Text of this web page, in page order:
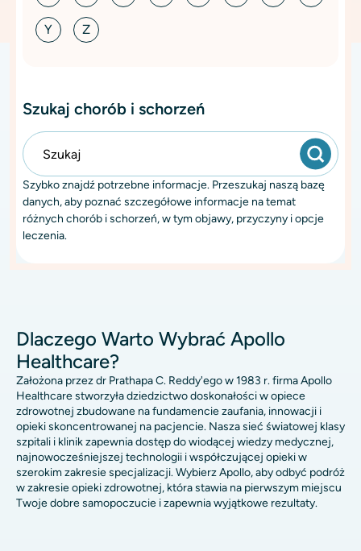
Y Z
Szukaj chorób i schorzeń
Szybko znajdź potrzebne informacje. Przeszukaj naszą bazę
danych, aby poznać szczegółowe informacje na temat
różnych chorób i schorzeń, w tym objawy, przyczyny i opcje
leczenia.
Dlaczego Warto Wybrać Apollo
Healthcare?
Założona przez dr Prathapa C. Reddy'ego w 1983 r. firma Apollo
Healthcare stworzyła dziedzictwo doskonałości w opiece
zdrowotnej zbudowane na fundamencie zaufania, innowacji i
opieki skoncentrowanej na pacjencie. Nasza sieć światowej klasy
szpitali i klinik zapewnia dostęp do wiodącej wiedzy medycznej,
najnowocześniejszej technologii i współczującej opieki w
szerokim zakresie specjalizacji. Wybierz Apollo, aby odbyć podróż
w zakresie opieki zdrowotnej, która stawia na pierwszym miejscu
Twoje dobre samopoczucie i zapewnia wyjątkowe rezultaty.